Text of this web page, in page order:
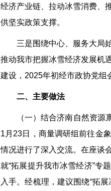
经济产业链、拉动冰雪消费、
供坚实政策支撑。
三是围绕中心、服务大局
推动我市把握冰雪经济发展机
建设，2025年初经市政协党组
二、主要做法
（一）结合济南自然资
1月23日，商量调研组前往金
情况进行了深入交流。在座谈
就“拓展提升我市冰雪经济”专
入手。经梳理，建议围绕“拓